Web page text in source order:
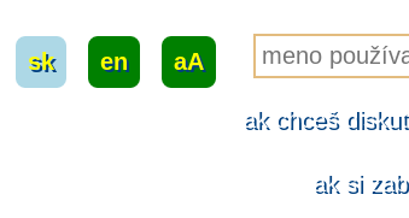
sk en aA
ak chceš
ak si